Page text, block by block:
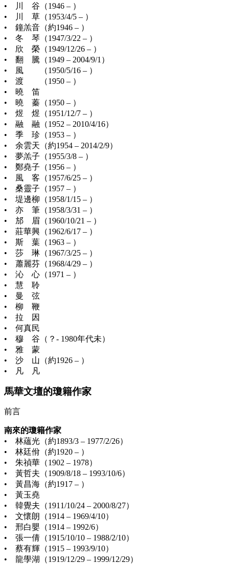
• 川 谷（1946 – ）
• 川 草（1953/4/5 – ）
• 鐘羔音（約1946 – ）
• 冬 琴（1947/3/22 – ）
• 欣 榮（1949/12/26 – ）
• 翻 騰（1949 – 2004/9/1）
• 風 （1950/5/16 – ）
• 渡 （1950 – ）
• 曉 笛
• 曉 蓁（1950 – ）
• 煜 煜（1951/12/7 – ）
• 融 融（1952 – 2010/4/16）
• 季 珍（1953 – ）
• 余雲天（約1954 – 2014/2/9）
• 夢羔子（1955/3/8 – ）
• 鄭堯子（1956 – ）
• 風 客（1957/6/25 – ）
• 桑靈子（1957 – ）
• 堤邊柳（1958/1/15 – ）
• 亦 筆（1958/3/31 – ）
• 邡 眉（1960/10/21 – ）
• 莊華興（1962/6/17 – ）
• 斯 葉（1963 – ）
• 莎 琳（1967/3/25 – ）
• 蕭麗芬（1968/4/29 – ）
• 沁 心（1971 – ）
• 慧 聆
• 曼 弦
• 柳 鞭
• 拉 因
• 何真民
• 穆 谷（？- 1980年代未）
• 雅 蒙
• 沙 山（約1926 – ）
• 凡 凡
馬華文壇的瓊籍作家
前言
南來的瓊籍作家
• 林蘊光（約1893/3 – 1977/2/26）
• 林廷佾（約1920 – ）
• 朱禎華（1902 – 1978）
• 黃哲夫（1909/8/18 – 1993/10/6）
• 黃昌海（約1917 – ）
• 黃玉堯
• 韓覺夫（1911/10/24 – 2000/8/27）
• 文懷朗（1914 – 1969/4/10）
• 邢白嬰（1914 – 1992/6）
• 張一倩（1915/10/10 – 1988/2/10）
• 蔡有輝（1915 – 1993/9/10）
• 龍學湖（1919/12/29 – 1999/12/29）